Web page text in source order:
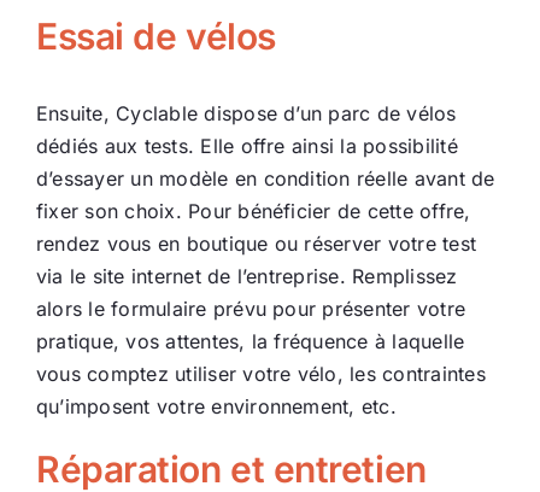
Essai de vélos
Ensuite, Cyclable dispose d’un parc de vélos
dédiés aux tests. Elle offre ainsi la possibilité
d’essayer un modèle en condition réelle avant de
fixer son choix. Pour bénéficier de cette offre,
rendez vous en boutique ou réserver votre test
via le site internet de l’entreprise. Remplissez
alors le formulaire prévu pour présenter votre
pratique, vos attentes, la fréquence à laquelle
vous comptez utiliser votre vélo, les contraintes
qu’imposent votre environnement, etc.
Réparation et entretien